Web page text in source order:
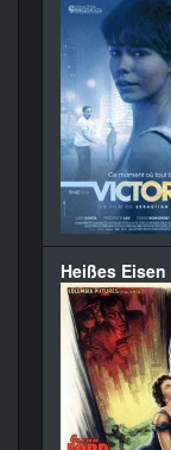
Heißes Eisen